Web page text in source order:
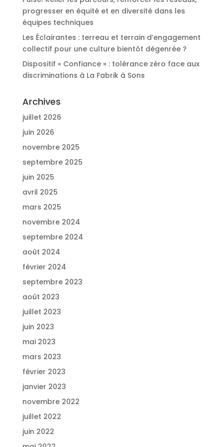
progresser en équité et en diversité dans les
équipes techniques
Les Éclairantes : terreau et terrain d’engagement
collectif pour une culture bientôt dégenrée ?
Dispositif « Confiance » : tolérance zéro face aux
discriminations à La Fabrik à Sons
Archives
juillet 2026
juin 2026
novembre 2025
septembre 2025
juin 2025
avril 2025
mars 2025
novembre 2024
septembre 2024
août 2024
février 2024
septembre 2023
août 2023
juillet 2023
juin 2023
mai 2023
mars 2023
février 2023
janvier 2023
novembre 2022
juillet 2022
juin 2022